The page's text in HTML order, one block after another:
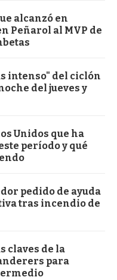
alcanzó en
Peñarol al MVP de
intenso" del ciclón
del jueves y
Unidos que ha
período y qué
pedido de ayuda
tras incendio de
claves de la
para